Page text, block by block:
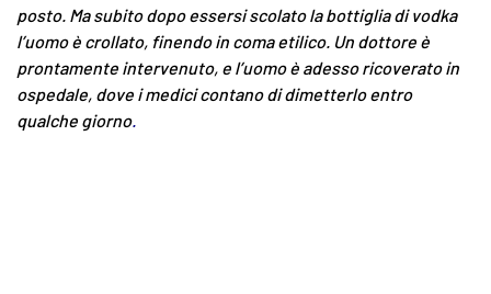
posto. Ma subito dopo essersi scolato la bottiglia di vodka
l’uomo è crollato, finendo in coma etilico. Un dottore è
prontamente intervenuto, e l’uomo è adesso ricoverato in
ospedale, dove i medici contano di dimetterlo entro
qualche giorno.